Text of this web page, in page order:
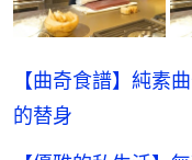
【曲奇食譜】純素
的替身